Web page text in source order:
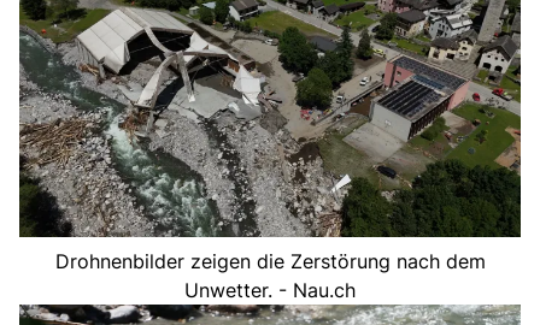
Drohnenbilder zeigen die Zerstörung nach dem
Unwetter. - Nau.ch